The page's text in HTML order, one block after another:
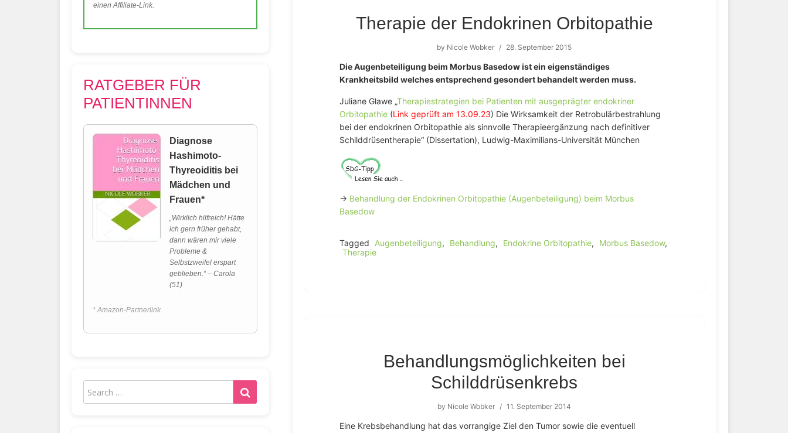
Therapie der Endokrinen Orbitopathie
by Nicole Wobker / 28. September 2015
Die Augenbeteiligung beim Morbus Basedow ist ein eigenständiges
Krankheitsbild welches entsprechend gesondert behandelt werden muss.
Juliane Glawe „Therapiestrategien bei Patienten mit ausgeprägter endokriner
Orbitopathie(Link geprüft am 13.09.23) Die Wirksamkeit der Retrobulärbestrahlung
bei der endokrinen Orbitopathie als sinnvolle Therapieergänzung nach definitiver
Schilddrüsentherapie“ (Dissertation), Ludwig-Maximilians-Universität München
→ Behandlung der Endokrinen Orbitopathie (Augenbeteiligung) beim Morbus
Basedow
Tagged Augenbeteiligung, Behandlung, Endokrine Orbitopathie, Morbus Basedow,
Therapie
Behandlungsmöglichkeiten bei
Schilddrüsenkrebs
by Nicole Wobker / 11. September 2014
Eine Krebsbehandlung hat das vorrangige Ziel den Tumor sowie die eventuell
einen Affiliate-Link.
RATGEBER FÜR
PATIENTINNEN
Diagnose
Hashimoto-
Thyreoiditis bei
Mädchen und
Frauen*
„Wirklich hilfreich! Hätte
ich gern früher gehabt,
dann wären mir viele
Probleme &
Selbstzweifel erspart
geblieben.“ – Carola
(51)
* Amazon-Partnerlink